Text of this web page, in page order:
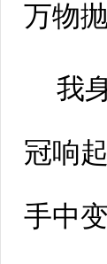
万物抛
我
冠响
手中